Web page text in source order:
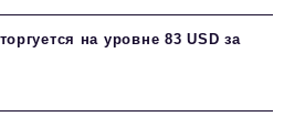
на уровне 83 USD за